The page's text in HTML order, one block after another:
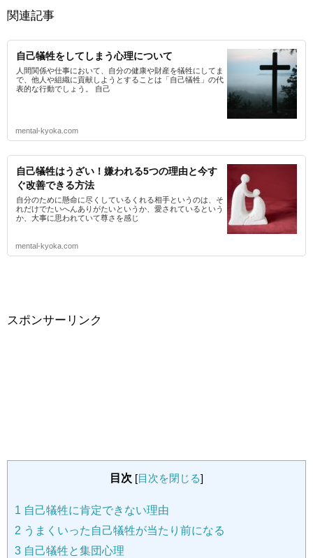
関連記事
自己犠牲をしてしまう心理について
人間関係や仕事において、自分の健康や財産を犠牲にしてま
で、他人や組織に貢献しようとすることは「自己犠牲」の代
表的な行動でしょう。 自己
mental-kyoka.com
自己犠牲はうざい！嫌われる5つの理由と今す
ぐ改善できる方法
自分のために懸命に尽くしているくれる相手というのは、そ
れだけでたいへんありがたいというか、愛されているという
か、大事に思われていて尊さを感じ
mental-kyoka.com
スポンサーリンク
目次 [目次を閉じる]
1 自己犠牲に肯定できない理由
2 うまくいった自己犠牲が当たり前になる
3 自己犠牲と集団心理